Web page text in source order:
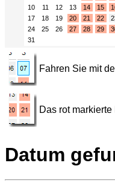
10
11 12 13 14 15
17
18 19 20 21 22
24
25 26 27 28 29
31
Fahren Sie mit
Das rot
Datum